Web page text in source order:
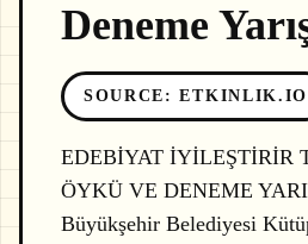
Deneme
SOURCE :ETKINLIK.IO
EDEBİYAT İYİLEŞTİRİR
ÖYKÜ VE DENEME
Büyükşehir Belediyesi